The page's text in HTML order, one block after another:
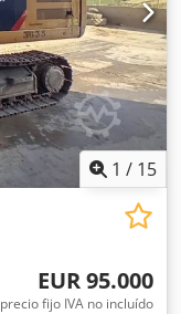
1 / 15
EUR 95.000
precio fijo IVA no incluído